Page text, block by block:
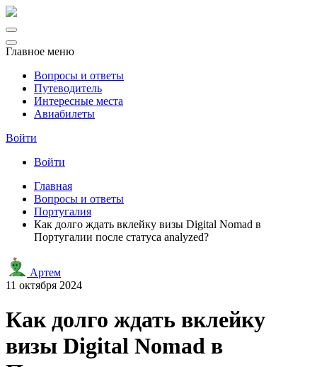
Главное меню
Вопросы и ответы
Путеводитель
Интересные места
Авиабилеты
Войти
Войти
Главная
Вопросы и ответы
Португалия
Как долго ждать вклейку визы Digital Nomad в
Португалии после статуса analyzed?
Артем
11 октября 2024
Как долго ждать вклейку
визы Digital Nomad в